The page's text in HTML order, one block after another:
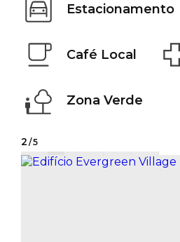
Estacionamento
Café Local
Zona Verde
2 /5